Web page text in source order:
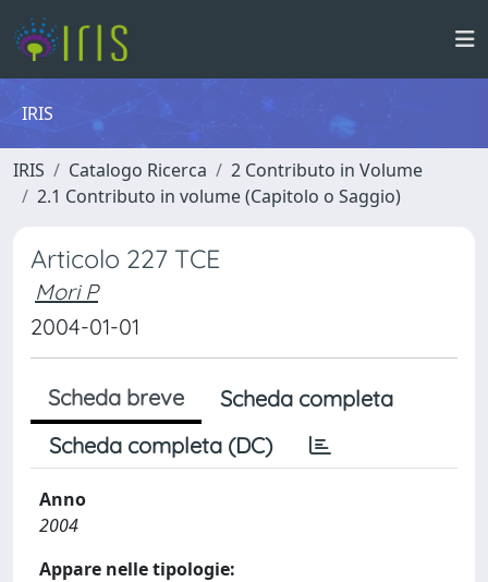
IRIS
IRIS Catalogo Ricerca
2 Contributo in Volume
2.1 Contributo in volume (Capitolo o Saggio)
Articolo 227 TCE
Mori P
2004-01-01
Scheda breve
Scheda completa
Scheda completa (DC)
Anno
2004
Appare nelle tipologie: